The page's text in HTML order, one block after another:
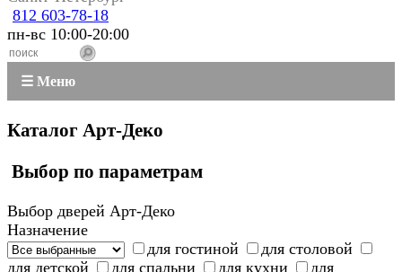
812 603-78-18
пн-вс 10:00-20:00
☰ Меню
Каталог Арт-Деко
Выбор по параметрам
Выбор дверей Арт-Деко
Назначение
для гостиной
для столовой
для детской
для спальни для кухни
для